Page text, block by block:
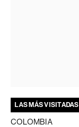
LAS MÁS VISITADAS
COLOMBIA